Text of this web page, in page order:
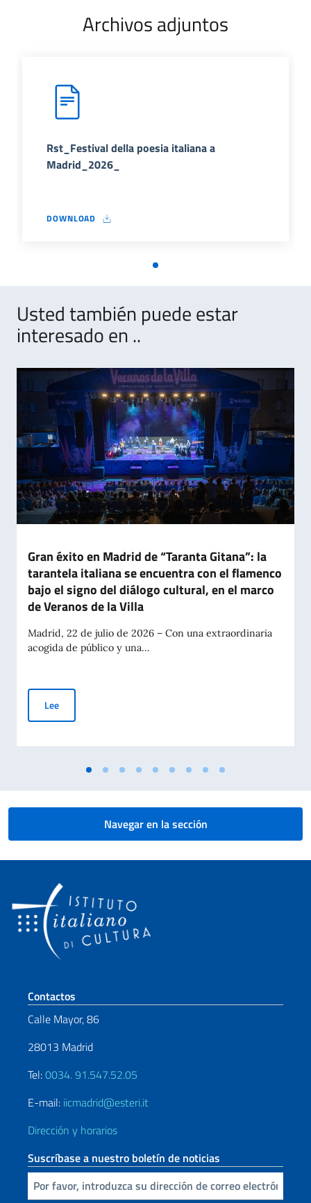
Archivos adjuntos
Rst_Festival della poesia italiana a
Madrid_2026_
DOWNLOAD
RST_FESTIVAL DELLA POESIA ITALIANA A MADRID_2026_
Usted también puede estar
interesado en ..
Gran éxito en Madrid de “Taranta Gitana”: la
tarantela italiana se encuentra con el flamenco
bajo el signo del diálogo cultural, en el marco
de Veranos de la Villa
Madrid, 22 de julio de 2026 – Con una extraordinaria
acogida de público y una...
LeeGran éxito en Madrid de “Taranta Gitana”: la tarantela
Navegar en la sección
Sezione footer
Contactos
Calle Mayor, 86
28013 Madrid
Tel:0034. 91.547.52.05
E-mail: iicmadrid@esteri.it
Dirección y horarios
Suscríbase a nuestro boletín de noticias
Inserta tu correo electronico